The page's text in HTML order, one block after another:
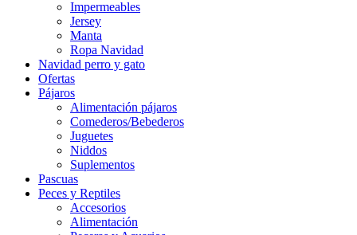
Impermeables
Jersey
Manta
Ropa Navidad
Navidad perro y gato
Ofertas
Pájaros
Alimentación pájaros
Comederos/Bebederos
Juguetes
Niddos
Suplementos
Pascuas
Peces y Reptiles
Accesorios
Alimentación